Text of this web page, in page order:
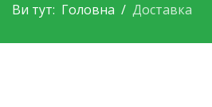
Ви тут: Головна Доставка